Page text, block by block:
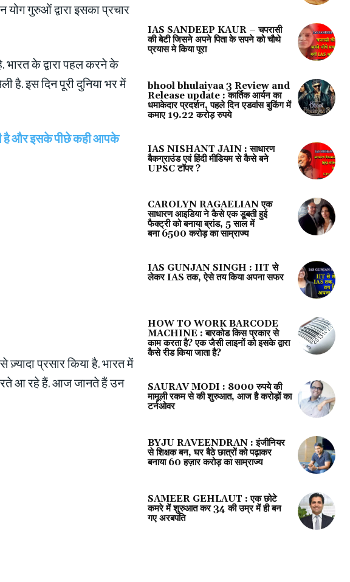
गुरुओं द्वारा इसका प्रचार
भारत के द्वारा पहल करने के
है. इस दिन पूरी दुनिया भर में
है और इसके पीछे कही आपके
प्रसार किया है. भारत में
आ रहे हैं. आज जानते हैं उन
IAS SANDEEP KAUR – चपरासी
की बेटी जिसने अपने पिता के सपने को चौथे
प्रयास मे किया पूरा
bhool bhulaiyaa 3 Review and
Release update : कार्तिक आर्यन का
धमाकेदार प्रदर्शन, पहले दिन एडवांस बुकिंग में
कमाए 19.22 करोड़ रुपये
IAS NISHANT JAIN : साधारण
बैकग्राउंड एवं हिंदी मीडियम से कैसे बने
UPSC टॉपर ?
CAROLYN RAGAELIAN एक
साधारण आइडिया ने कैसे एक डूबती हुई
फैक्ट्री को बनाया ब्रांड, 5 साल में
बना 6500 करोड़ का साम्राज्य
IAS GUNJAN SINGH : IIT से
लेकर IAS तक, ऐसे तय किया अपना सफर
HOW TO WORK BARCODE
MACHINE : बारकोड किस प्रकार से
काम करता है? एक जैसी लाइनों को इसके द्वारा
कैसे रीड किया जाता है?
SAURAV MODI : 8000 रुपये की
मामूली रकम से की शुरुआत, आज है करोड़ों का
टर्नओवर
BYJU RAVEENDRAN : इंजीनियर
से शिक्षक बन, घर बैठे छात्रों को पढ़ाकर
बनाया 60 हज़ार करोड़ का साम्राज्य
SAMEER GEHLAUT : एक छोटे
कमरे में शुरुआत कर 34 की उम्र में ही बन
गए अरबपति